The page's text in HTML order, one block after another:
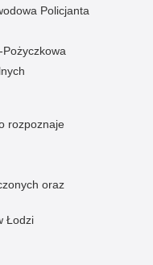
Policjanta
rozpoznaje
oraz
Łodzi